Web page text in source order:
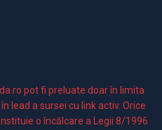
pot fi preluate doar în limita
lead a sursei cu link activ. Orice
o încălcare a Legii 8/1996